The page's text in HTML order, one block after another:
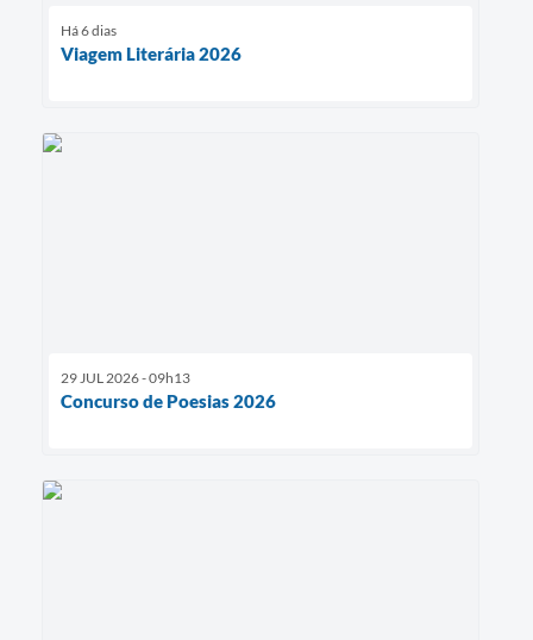
Há 6 dias
Viagem Literária 2026
29 JUL 2026 - 09h13
Concurso de Poesias 2026